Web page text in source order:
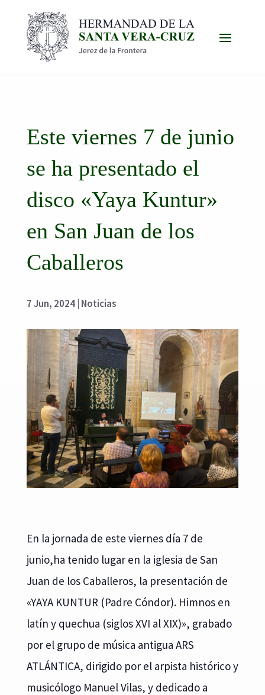
Este viernes 7 de junio
se ha presentado el
disco «Yaya Kuntur»
en San Juan de los
Caballeros
7 Jun, 2024| Noticias
En la jornada de este viernes día 7 de
junio,ha tenido lugar en la iglesia de San
Juan de los Caballeros, la presentación de
«YAYA KUNTUR (Padre Cóndor). Himnos en
latín y quechua (siglos XVI al XIX)», grabado
por el grupo de música antigua ARS
ATLÁNTICA, dirigido por el arpista histórico y
musicólogo Manuel Vilas, y dedicado a